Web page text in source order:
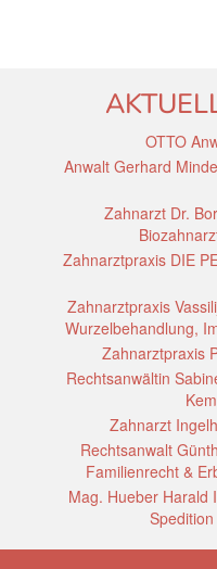
OTTO
Anwalt Gerhard
Zahnarzt Dr.
Zahnarztpraxis DIE
Zahnarztpraxis
Wurzelbehandlung,
Zahnarztpraxis
Rechtsanwältin
Zahnarzt
Rechtsanwalt
Familienrecht &
Mag. Hueber Harald